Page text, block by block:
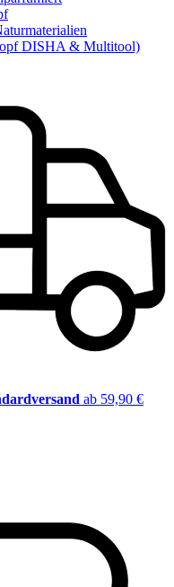
DISHA & Multitool)
ab 59,90 €